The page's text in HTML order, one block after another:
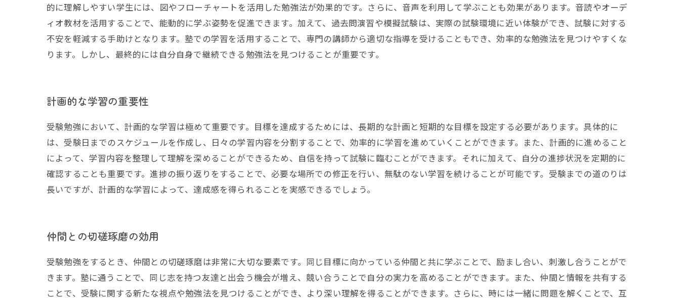
的に理解しやすい学生には、図やフローチャートを活用した勉強法が効果的です。さらに、音声を利用して学ぶことも効果があります。音読やオーデ
ィオ教材を活用することで、能動的に学ぶ姿勢を促進できます。加えて、過去問演習や模擬試験は、実際の試験環境に近い体験ができ、試験に対する
不安を軽減する手助けとなります。塾での学習を活用することで、専門の講師から適切な指導を受けることもでき、効率的な勉強法を見つけやすくな
ります。しかし、最終的には自分自身で継続できる勉強法を見つけることが重要です。
計画的な学習の重要性
受験勉強において、計画的な学習は極めて重要です。目標を達成するためには、長期的な計画と短期的な目標を設定する必要があります。具体的に
は、受験日までのスケジュールを作成し、日々の学習内容を分割することで、効率的に学習を進めていくことができます。また、計画的に進めること
によって、学習内容を整理して理解を深めることができるため、自信を持って試験に臨むことができます。それに加えて、自分の進捗状況を定期的に
確認することも重要です。進捗の振り返りをすることで、必要な場所での修正を行い、無駄のない学習を続けることが可能です。受験までの道のりは
長いですが、計画的な学習によって、達成感を得られることを実感できるでしょう。
仲間との切磋琢磨の効用
受験勉強をするとき、仲間との切磋琢磨は非常に大切な要素です。同じ目標に向かっている仲間と共に学ぶことで、励まし合い、刺激し合うことがで
きます。塾に通うことで、同じ志を持つ友達と出会う機会が増え、競い合うことで自分の実力を高めることができます。また、仲間と情報を共有する
ことで、受験に関する新たな視点や勉強法を見つけることができ、より深い理解を得ることができます。さらに、時には一緒に問題を解くことで、互